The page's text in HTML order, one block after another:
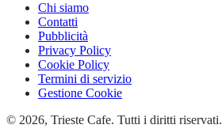
Chi siamo
Contatti
Pubblicità
Privacy Policy
Cookie Policy
Termini di servizio
Gestione Cookie
© 2026, Trieste Cafe. Tutti i diritti riservati.